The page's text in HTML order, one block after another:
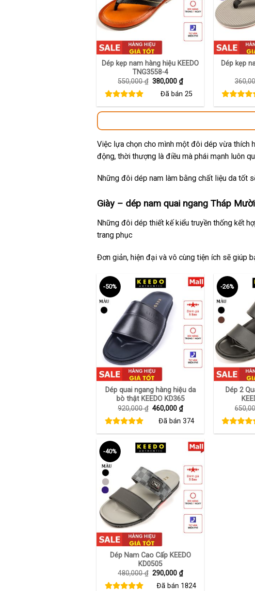
+
Dép kẹp nam hàng hiệu KEEDO
TNG3558-4
550,000₫ Giá
380,000₫Giá
hiện
tại
380,000 ₫.
Đã bán25
+
Dép kẹp
Việc lựa chọn cho mình một đôi dép vừa thích
động, thời thượng là điều mà phái mạnh luôn
Những đôi dép nam làm bằng chất liệu da tốt
Giày – dép nam quai ngang Tháp
Những đôi dép thiết kế kiểu truyền thống kết
trang phục
Đơn giản, hiện đại và vô cùng tiện ích sẽ giúp
-50%
+
Dép quai ngang hàng hiệu da
bò thật KEEDO KD365
920,000₫ Giá
là:
460,000₫Giá
hiện
tại
460,000 ₫.
Đã bán374
-26%
+
Dép 2
-40%
+
Dép Nam Cao Cấp KEEDO
KD0505
480,000₫ Giá
là:
290,000₫Giá
hiện
tại
Đã bán 1824